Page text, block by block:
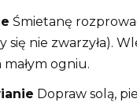
Śmietanę
się nie zwarzyła).
ogniu.
Dopraw solą,